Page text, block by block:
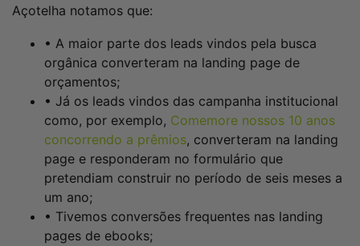
Açotelha notamos que:
• A maior parte dos leads vindos pela busca
orgânica converteram na landing page de
orçamentos;
• Já os leads vindos das campanha institucional
como, por exemplo, Comemore nossos 10 anos
concorrendo a prêmios, converteram na landing
page e responderam no formulário que
pretendiam construir no período de seis meses a
um ano;
• Tivemos conversões frequentes nas landing
pages de ebooks;